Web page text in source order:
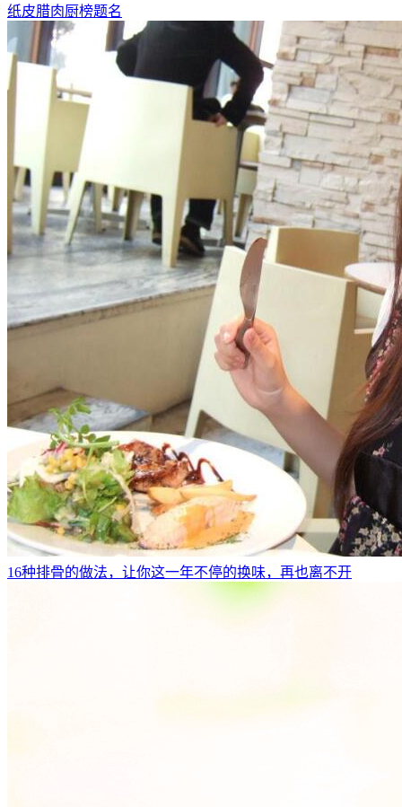
纸皮腊肉厨榜题名
16种排骨的做法，让你这一年不停的换味，再也离不开